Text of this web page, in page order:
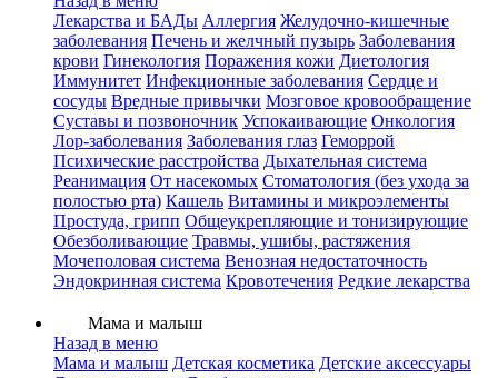
Лекарства и БАДы Аллергия Желудочно-кишечные
заболевания Печень и желчный пузырь Заболевания
крови Гинекология Поражения кожи Диетология
Иммунитет Инфекционные заболевания Сердце и
сосуды Вредные привычки Мозговое кровообращение
Суставы и позвоночник Успокаивающие Онкология
Лор-заболевания Заболевания глаз Геморрой
Психические расстройства Дыхательная система
Реанимация От насекомых Стоматология (без ухода за
полостью рта) Кашель Витамины и микроэлементы
Простуда, грипп Общеукрепляющие и тонизирующие
Обезболивающие Травмы, ушибы, растяжения
Мочеполовая система Венозная недостаточность
Эндокринная система Кровотечения Редкие лекарства
Мама и малыш
Назад в меню
Мама и малыш Детская косметика Детские аксессуары